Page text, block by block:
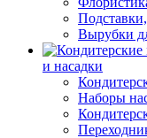
Вырубки
и насадки
Наборы